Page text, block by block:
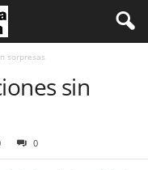
sorpresas
sin
0